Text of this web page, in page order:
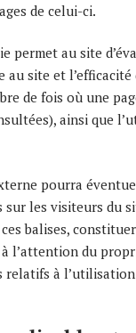
de celui-ci.
permet au site
au site et
de fois où une
ainsi que
pourra
les visiteurs du
balises,
l’attention du
relatifs à